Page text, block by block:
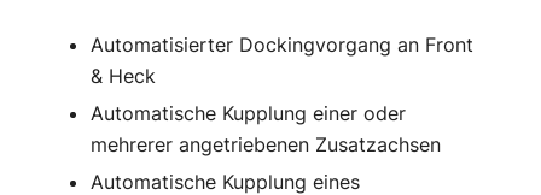
Automatisierter Dockingvorgang an Front
& Heck
Automatische Kupplung einer oder
mehrerer angetriebenen Zusatzachsen
Automatische Kupplung eines